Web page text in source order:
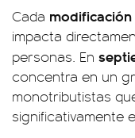
Cada
impacta
personas. En
concentra en un
monotributistas
significativamente